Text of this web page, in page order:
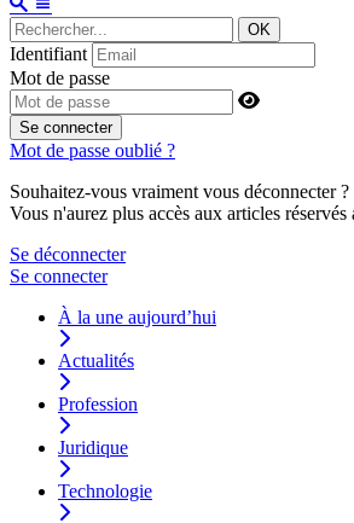
OK
Identifiant
Mot de passe
Se connecter
Mot de passe oublié ?
Souhaitez-vous vraiment vous déconnecter ?
Vous n'aurez plus accès aux articles réservés
Se déconnecter
Se connecter
À la une aujourd’hui
Actualités
Profession
Juridique
Technologie